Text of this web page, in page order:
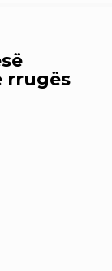
rrugës